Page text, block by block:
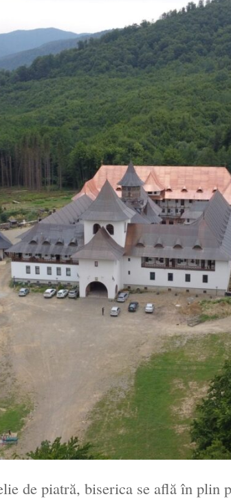
de piatră, biserica se află în plin